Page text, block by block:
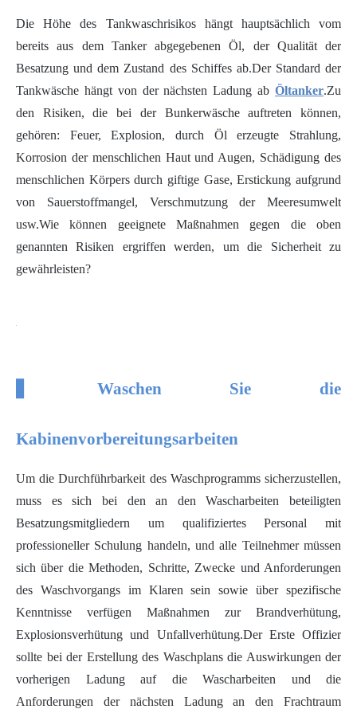
Die Höhe des Tankwaschrisikos hängt hauptsächlich vom
bereits aus dem Tanker abgegebenen Öl, der Qualität der
Besatzung und dem Zustand des Schiffes ab.Der Standard der
Tankwäsche hängt von der nächsten Ladung ab Öltanker.Zu
den Risiken, die bei der Bunkerwäsche auftreten können,
gehören: Feuer, Explosion, durch Öl erzeugte Strahlung,
Korrosion der menschlichen Haut und Augen, Schädigung des
menschlichen Körpers durch giftige Gase, Erstickung aufgrund
von Sauerstoffmangel, Verschmutzung der Meeresumwelt
usw.Wie können geeignete Maßnahmen gegen die oben
genannten Risiken ergriffen werden, um die Sicherheit zu
gewährleisten?
Waschen Sie die
Kabinenvorbereitungsarbeiten
Um die Durchführbarkeit des Waschprogramms sicherzustellen,
muss es sich bei den an den Wascharbeiten beteiligten
Besatzungsmitgliedern um qualifiziertes Personal mit
professioneller Schulung handeln, und alle Teilnehmer müssen
sich über die Methoden, Schritte, Zwecke und Anforderungen
des Waschvorgangs im Klaren sein sowie über spezifische
Kenntnisse verfügen Maßnahmen zur Brandverhütung,
Explosionsverhütung und Unfallverhütung.Der Erste Offizier
sollte bei der Erstellung des Waschplans die Auswirkungen der
vorherigen Ladung auf die Wascharbeiten und die
Anforderungen der nächsten Ladung an den Frachtraum